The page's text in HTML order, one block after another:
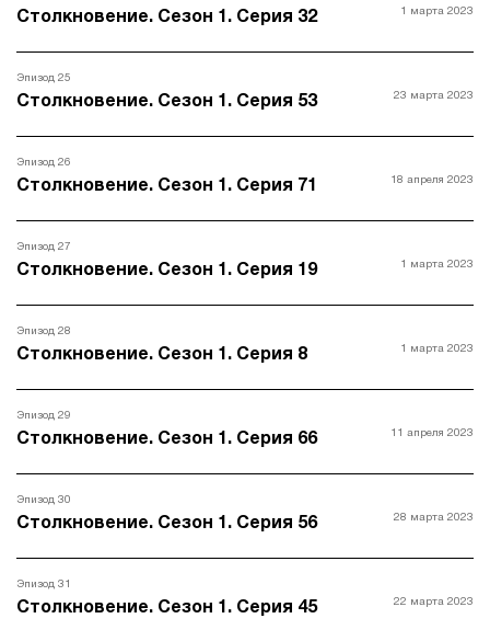
Столкновение. Сезон 1. Серия 32 1 марта 2023
Эпизод 25
Столкновение. Сезон 1. Серия 53 23 марта 2023
Эпизод 26
Столкновение. Сезон 1. Серия 71 18 апреля 2023
Эпизод 27
Столкновение. Сезон 1. Серия 19 1 марта 2023
Эпизод 28
Столкновение. Сезон 1. Серия 8 1 марта 2023
Эпизод 29
Столкновение. Сезон 1. Серия 66 11 апреля 2023
Эпизод 30
Столкновение. Сезон 1. Серия 56 28 марта 2023
Эпизод 31
Столкновение. Сезон 1. Серия 45 22 марта 2023